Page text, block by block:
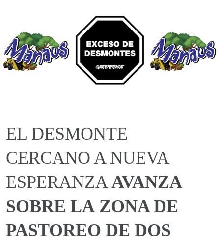
EL DESMONTE
CERCANO A NUEVA
ESPERANZA AVANZA
SOBRE LA ZONA DE
PASTOREO DE DOS